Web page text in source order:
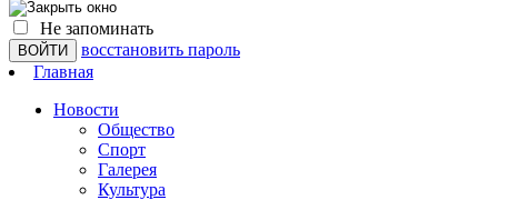
Не запоминать
восстановить пароль
Главная
Новости
Общество
Спорт
Галерея
Культура